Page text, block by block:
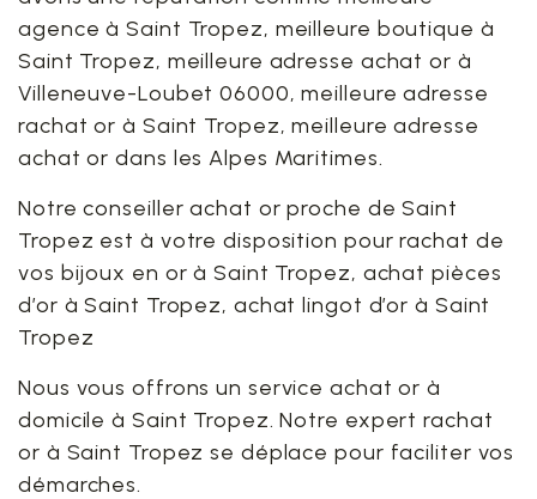
agence à Saint Tropez, meilleure boutique à
Saint Tropez, meilleure adresse achat or à
Villeneuve-Loubet 06000, meilleure adresse
rachat or à Saint Tropez, meilleure adresse
achat or dans les Alpes Maritimes.
Notre conseiller achat or proche de Saint
Tropez est à votre disposition pour rachat de
vos bijoux en or à Saint Tropez, achat pièces
d’or à Saint Tropez, achat lingot d’or à Saint
Tropez
Nous vous offrons un service achat or à
domicile à Saint Tropez. Notre expert rachat
or à Saint Tropez se déplace pour faciliter vos
démarches.